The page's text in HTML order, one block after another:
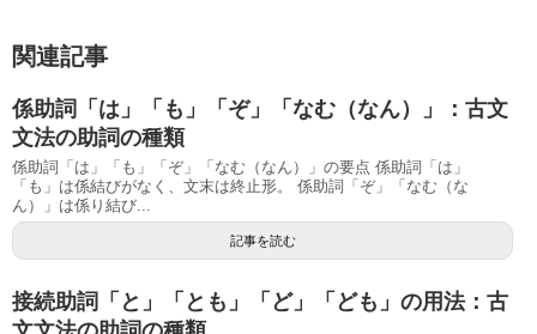
関連記事
係助詞「は」「も」「ぞ」「なむ（なん）」：古文
文法の助詞の種類
係助詞「は」「も」「ぞ」「なむ（なん）」の要点 係助詞「は」
「も」は係結びがなく、文末は終止形。 係助詞「ぞ」「なむ（な
ん）」は係り結び...
記事を読む
接続助詞「と」「とも」「ど」「ども」の用法：古